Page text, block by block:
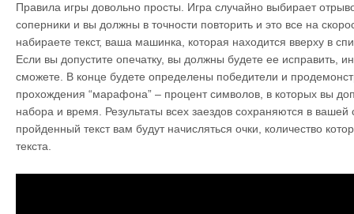
Правила игры довольно просты. Игра случайно выбирает
соперники и вы должны в точности повторить и это все на
набираете текст, ваша машинка, которая находится вверху в
Если вы допустите опечатку, вы должны будете ее исправить,
сможете. В конце будете определены победители и
прохождения “марафона” – процент символов, в которых вы
набора и время. Результаты всех заездов сохраняются в вашей
пройденный текст вам будут начисляться очки, количество
текста.